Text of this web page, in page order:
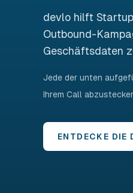
devlo hilft
Outbound-
Geschäftsdaten
Jede der unten
Ihrem Call
ENTDECKE DIE